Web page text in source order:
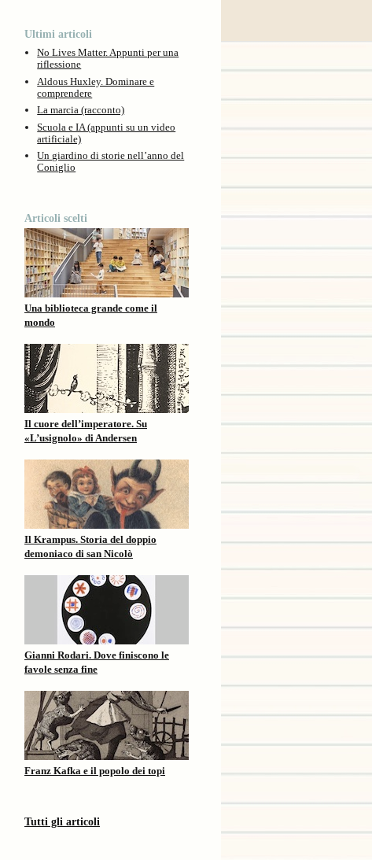
Ultimi articoli
No Lives Matter. Appunti per una
riflessione
Aldous Huxley. Dominare e
comprendere
La marcia (racconto)
Scuola e IA (appunti su un video
artificiale)
Un giardino di storie nell’anno del
Coniglio
Articoli scelti
Una biblioteca grande come il
mondo
Il cuore dell’imperatore. Su
«L’usignolo» di Andersen
Il Krampus. Storia del doppio
demoniaco di san Nicolò
Gianni Rodari. Dove finiscono le
favole senza fine
Franz Kafka e il popolo dei topi
Tutti gli articoli